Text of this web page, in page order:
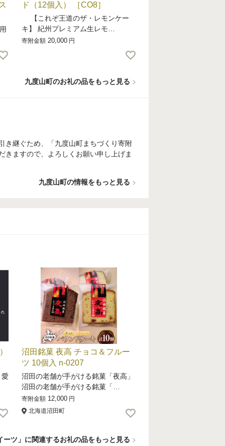
ド（12個入） ［CO8］
【これぞ王道のザ・レモンケー
キ】 紀州プレミアム生レモ…
寄附金額 20,000 円
九度山町のお礼の品をもっと見る
き継ぐため、「九度山町まちづくり寄附
きますので、よろしくお願い申し上げま
九度山町の情報をもっと見る
沼田銘菓 夜高 チョコ＆フルー
ツ 10個入 n-0207
沼田の老舗が手がける銘菓「夜高」
沼田の老舗が手がける銘菓「…
寄附金額 12,000 円
北海道沼田町
ーツ」に関連するお礼の品をもっと見る